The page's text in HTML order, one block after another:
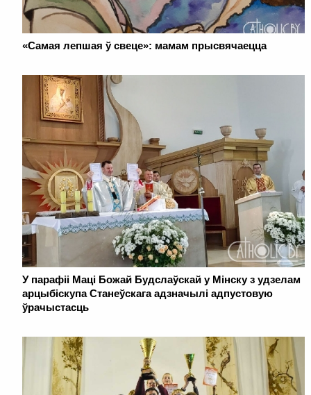
«Самая лепшая ў свеце»: мамам прысвячаецца
У парафіі Маці Божай Будслаўскай у Мінску з удзелам
арцыбіскупа Станеўскага адзначылі адпустовую
ўрачыстасць